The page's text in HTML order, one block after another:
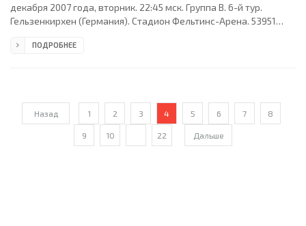
декабря 2007 года, вторник. 22:45 мск. Группа B. 6-й тур.
Гельзенкирхен (Германия). Стадион Фельтинс-Арена. 53951
Англия), Филип Шарп, Питер Керкап (оба - Англия). Резервный:
Гроссмюллер, Златан Байрамович,
ПОДРОБНЕЕ
Назад 1 2 3 4 5 6 7 8
9 10 22 Дальше